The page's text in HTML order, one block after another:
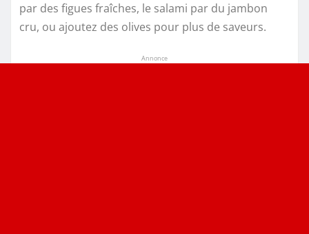
par des figues fraîches, le salami par du jambon
cru, ou ajoutez des olives pour plus de saveurs.
Annonce